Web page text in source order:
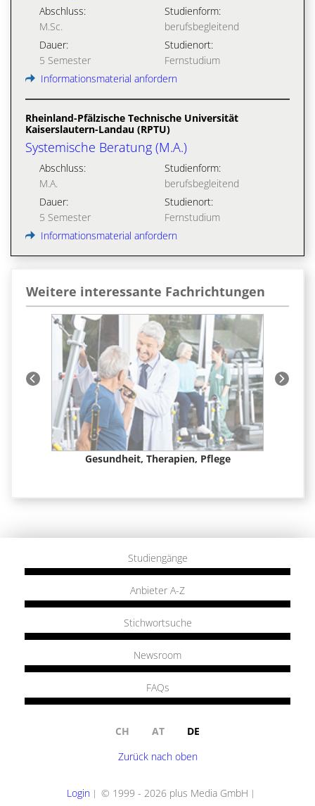
Abschluss:
M.Sc.
Studienform:
berufsbegleitend
Dauer:
5 Semester
Studienort:
Fernstudium
Informationsmaterial anfordern
Rheinland-Pfälzische Technische Universität
Kaiserslautern-Landau (RPTU)
Systemische Beratung (M.A.)
Abschluss:
M.A.
Studienform:
berufsbegleitend
Dauer:
5 Semester
Studienort:
Fernstudium
Informationsmaterial anfordern
Weitere interessante Fachrichtungen
Gesundheit, Therapien, Pflege
Studiengänge
Anbieter A-Z
Stichwortsuche
Newsroom
FAQs
CH AT
DE
Zurück nach oben
Login © 1999 - 2026 plus Media GmbH